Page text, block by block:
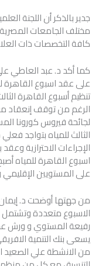
مختلف الجامعات المصرية
كافة التخصصات ذات
كما أكد د. عبد العاطي
تنظيم أسبوع القاهرة
الرغم من توقف إنعقاد
لجائحة فيروس كورونا
الثالث للمياه بتواجد
الإجراءات الاحترازية
اسبوع القاهرة للمياه
على المستويين الإقليمي
من جهتها أوضحت د. إيمان
الاسبوع متعددة
رفيعة المستوي و ورش
يسعى بنك التنمية
من الانشطة علي الصعيد